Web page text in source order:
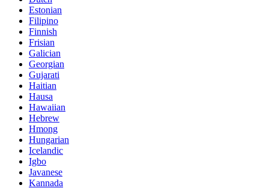
Estonian
Filipino
Finnish
Frisian
Galician
Georgian
Gujarati
Haitian
Hausa
Hawaiian
Hebrew
Hmong
Hungarian
Icelandic
Igbo
Javanese
Kannada